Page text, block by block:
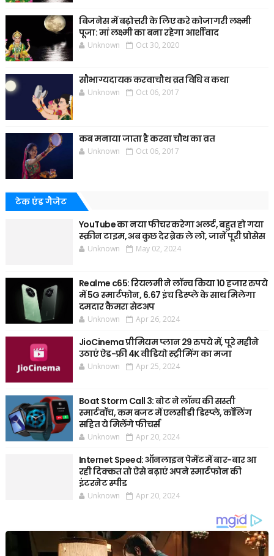
बिजनेस में बढ़ोत्तरी के लिए करे कोजागरी लक्ष्मी
पूजा: मां लक्ष्मी का बना रहेगा आर्शीवाद
Unknown Oct 30, 2020
सौभाग्यदायक करवाचौथ व्रत विधि व कथा
Unknown Oct 06, 2017
कब मनाया जाता है करवा चौथ का व्रत
Unknown Oct 06, 2017
टेक एंड गैजेट
YouTube का नया फीचर करेगा अलर्ट, बहुत हो गया
स्क्रीन टाइम, अब कुछ देर ब्रेक ले लो, जानें पूरी प्रोसेस
Unknown May 02, 2024
Realme c65: रियलमी ने लॉन्च किया 10 हजार रुपये
में 5G स्मार्टफोन, 6.67 इंच डिस्प्ले के साथ मिलेगा
दमदार कैमरा सेटअप
Unknown Apr 26, 2024
JioCinema प्रीमियम प्लान 29 रुपये में, पूरे महीने
उठाएं ऐड-फ्री 4K वीडियो स्ट्रीमिंग का मजा
Unknown Apr 25, 2024
Boat Storm Call 3: बोट ने लॉन्च की सस्ती
स्मार्टवॉच, कम बजट में एलसीडी डिस्प्ले, कॉलिंग
सहित ये मिलेंगे फीचर्स
Unknown Apr 20, 2024
Internet Speed: ऑनलाइन पेमेंट में बार-बार आ
रही दिक्कत तो ऐसे बढ़ाएं अपने स्मार्टफोन की
इंटरनेट स्पीड
Unknown Apr 20, 2024